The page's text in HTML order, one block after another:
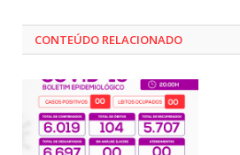
CONTEÚDO RELACIONADO